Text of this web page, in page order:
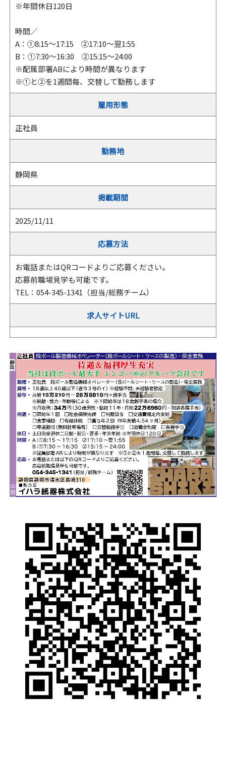
※年間休日120日
時間／
A：①8:15～17:15 ②17:10～翌1:55
B：①7:30～16:30 ②15:15～24:00
※配属部署ABにより時間が異なります
※①と②を1週間毎、交替して勤務します
雇用形態
正社員
勤務地
静岡県
掲載期間
2025/11/11
応募方法
お電話またはQRコードよりご応募ください。
応募前職場見学も可能です。
TEL：054-345-1341（担当/総務チーム）
求人サイトURL